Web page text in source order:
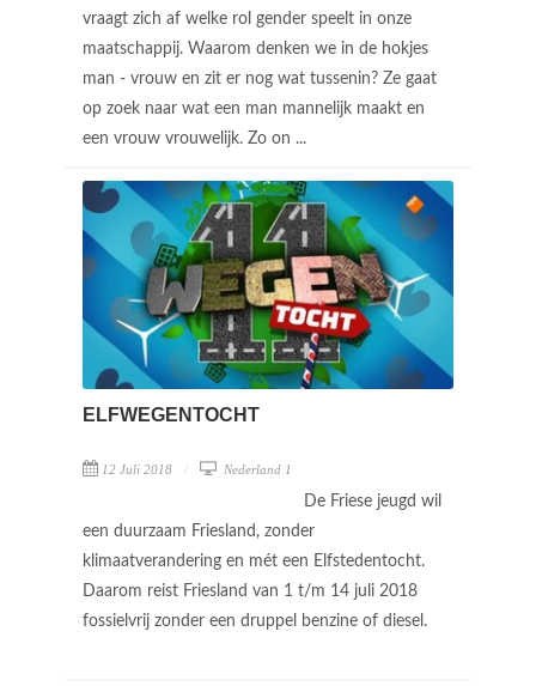
vraagt zich af welke rol gender speelt in onze
maatschappij. Waarom denken we in de hokjes
man - vrouw en zit er nog wat tussenin? Ze gaat
op zoek naar wat een man mannelijk maakt en
een vrouw vrouwelijk. Zo on ...
ELFWEGENTOCHT
12 Juli 2018 Nederland 1
De Friese jeugd wil
een duurzaam Friesland, zonder
klimaatverandering en mét een Elfstedentocht.
Daarom reist Friesland van 1 t/m 14 juli 2018
fossielvrij zonder een druppel benzine of diesel.